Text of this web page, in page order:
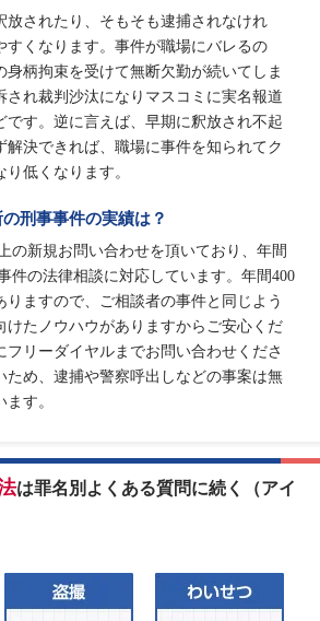
放されたり、そもそも逮捕されなけれ
すくなります。事件が職場にバレるの
身柄拘束を受けて無断欠勤が続いてしま
され裁判沙汰になりマスコミに実名報道
です。逆に言えば、早期に釈放され不起
解決できれば、職場に事件を知られてク
低くなります。
刑事事件の実績は？
の新規お問い合わせを頂いており、年間
件の法律相談に対応しています。年間400
りますので、ご相談者の事件と同じよう
けたノウハウがありますからご安心くだ
フリーダイヤルまでお問い合わせくださ
ため、逮捕や警察呼出しなどの事案は無
す。
は罪名別よくある質問に続く（アイ